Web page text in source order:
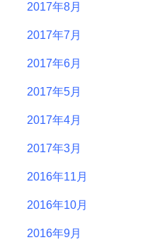
2017年8月
2017年7月
2017年6月
2017年5月
2017年4月
2017年3月
2016年11月
2016年10月
2016年9月